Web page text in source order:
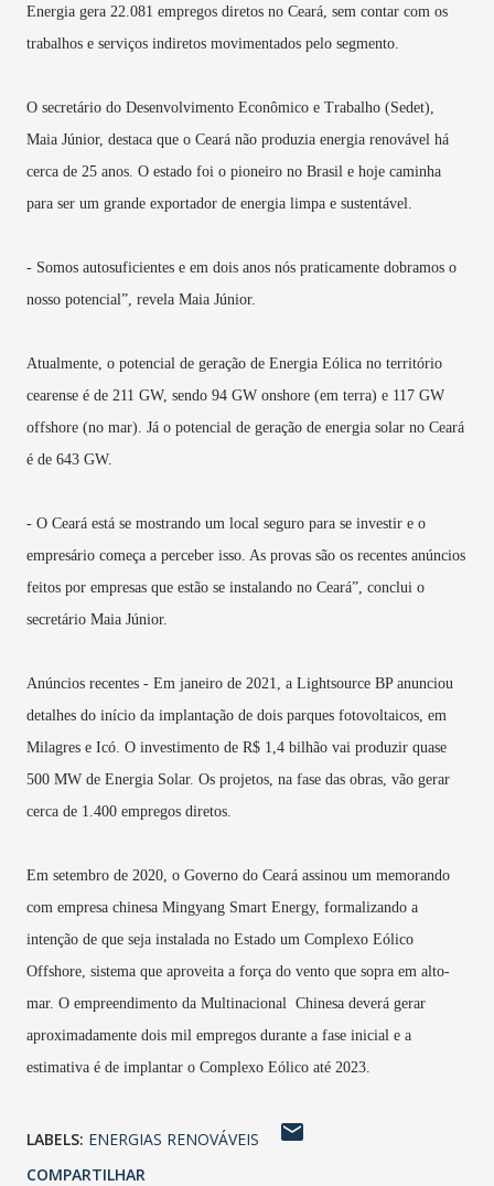
Energia gera 22.081 empregos diretos no Ceará, sem contar com os
trabalhos e serviços indiretos movimentados pelo segmento.
O secretário do Desenvolvimento Econômico e Trabalho (Sedet),
Maia Júnior, destaca que o Ceará não produzia energia renovável há
cerca de 25 anos. O estado foi o pioneiro no Brasil e hoje caminha
para ser um grande exportador de energia limpa e sustentável.
- Somos autosuficientes e em dois anos nós praticamente dobramos o
nosso potencial”, revela Maia Júnior.
Atualmente, o potencial de geração de Energia Eólica no território
cearense é de 211 GW, sendo 94 GW onshore (em terra) e 117 GW
offshore (no mar). Já o potencial de geração de energia solar no Ceará
é de 643 GW.
- O Ceará está se mostrando um local seguro para se investir e o
empresário começa a perceber isso. As provas são os recentes anúncios
feitos por empresas que estão se instalando no Ceará”, conclui o
secretário Maia Júnior.
Anúncios recentes - Em janeiro de 2021, a Lightsource BP anunciou
detalhes do início da implantação de dois parques fotovoltaicos, em
Milagres e Icó. O investimento de R$ 1,4 bilhão vai produzir quase
500 MW de Energia Solar. Os projetos, na fase das obras, vão gerar
cerca de 1.400 empregos diretos.
Em setembro de 2020, o Governo do Ceará assinou um memorando
com empresa chinesa Mingyang Smart Energy, formalizando a
intenção de que seja instalada no Estado um Complexo Eólico
Offshore, sistema que aproveita a força do vento que sopra em alto-
mar. O empreendimento da Multinacional Chinesa deverá gerar
aproximadamente dois mil empregos durante a fase inicial e a
estimativa é de implantar o Complexo Eólico até 2023.
LABELS: ENERGIAS RENOVÁVEIS
COMPARTILHAR